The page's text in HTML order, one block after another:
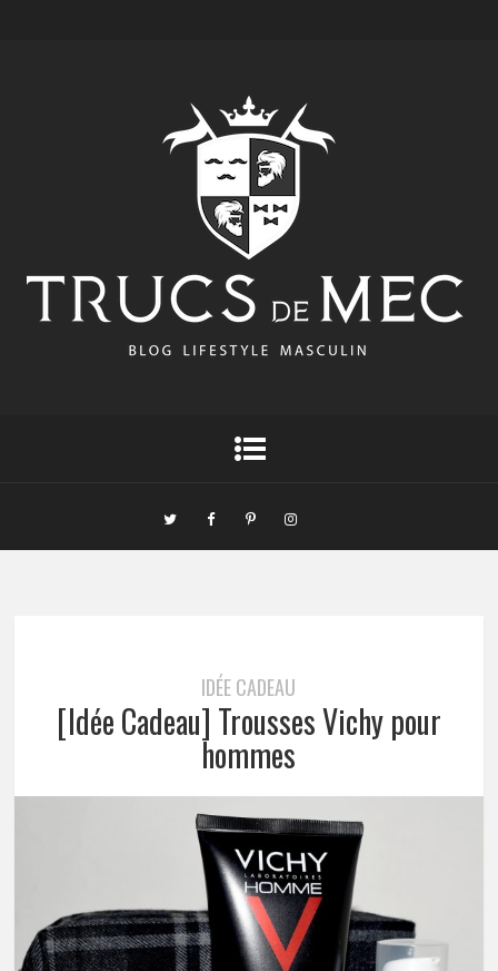
IDÉE CADEAU
[Idée Cadeau] Trousses Vichy pour
hommes